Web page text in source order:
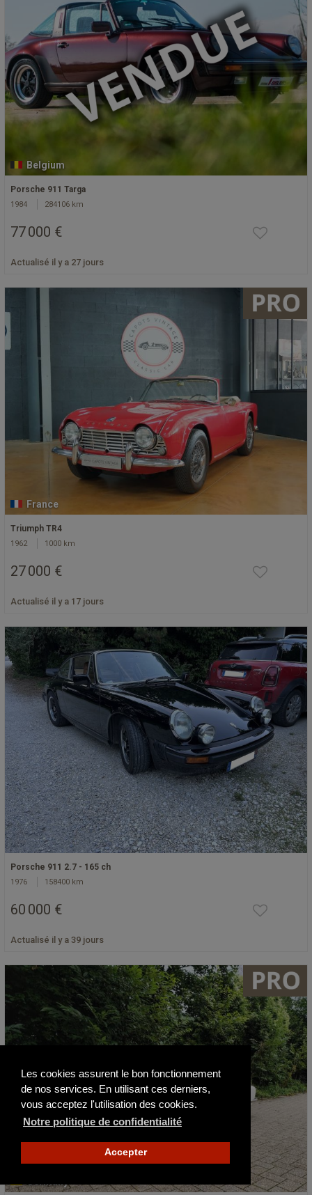
Les cookies assurent le bon fonctionnement
de nos services. En utilisant ces derniers,
vous acceptez l'utilisation des cookies.
Notre politique de confidentialité
Accepter
Belgium
Porsche 911 Targa
1984 284106 km
77 000 €
Actualisé il y a 27 jours
France
Triumph TR4
1962 1000 km
27 000 €
Actualisé il y a 17 jours
Porsche 911 2.7 - 165 ch
1976 158400 km
60 000 €
Actualisé il y a 39 jours